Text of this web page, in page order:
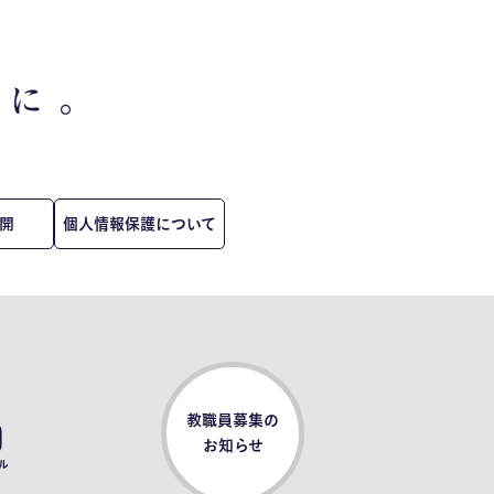
個人情報保護について
教職員募集の
お知らせ